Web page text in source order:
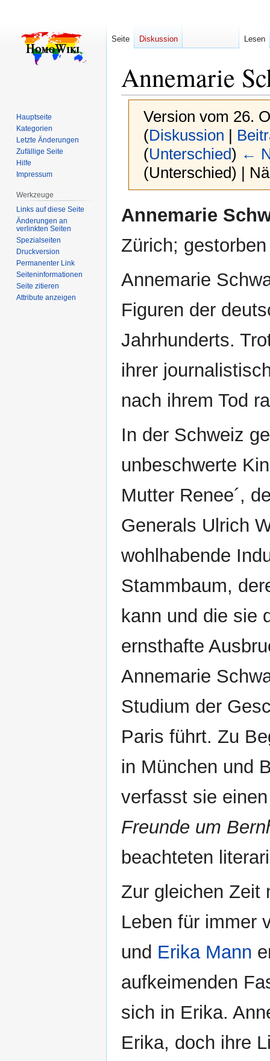
Annemarie
Version vom 26.
(Diskussion |
(Unterschied) ←
(Unterschied) |
Navigation
Suche
Annemarie
Zürich;
Annemarie
Figuren der
Jahrhunderts.
ihrer
nach ihrem Tod
In der Schweiz
unbeschwerte
Mutter Renee´,
Generals Ulrich
wohlhabende
Stammbaum,
kann und die sie
ernsthafte
Annemarie
Studium der
Paris führt. Zu
in München und
verfasst sie
Freunde um
beachteten
Zur gleichen Zeit
Leben für immer
und Erika Mann
aufkeimenden
sich in Erika.
Erika, doch ihre
Seite Diskussion Lesen
Hauptseite
Kategorien
Letzte Änderungen
Zufällige Seite
Hilfe
Impressum
Werkzeuge
Links auf diese Seite
Änderungen an
verlinkten Seiten
Spezialseiten
Druckversion
Permanenter Link
Seiten­­informationen
Seite zitieren
Attribute anzeigen